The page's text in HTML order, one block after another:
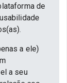
de
a ele)
a seu